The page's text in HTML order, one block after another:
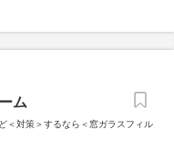
ム
＜対策＞するなら＜窓ガラスフィル